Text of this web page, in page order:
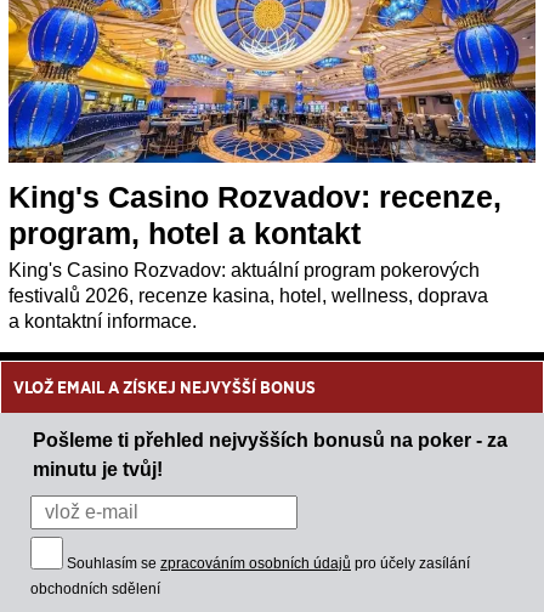
King's Casino Rozvadov: recenze,
program, hotel a kontakt
King's Casino Rozvadov: aktuální program pokerových
festivalů 2026, recenze kasina, hotel, wellness, doprava
a kontaktní informace.
VLOŽ EMAIL A ZÍSKEJ NEJVYŠŠÍ BONUS
Pošleme ti přehled nejvyšších bonusů na poker - za
minutu je tvůj!
Souhlasím se zpracováním osobních údajů pro účely zasílání
obchodních sdělení